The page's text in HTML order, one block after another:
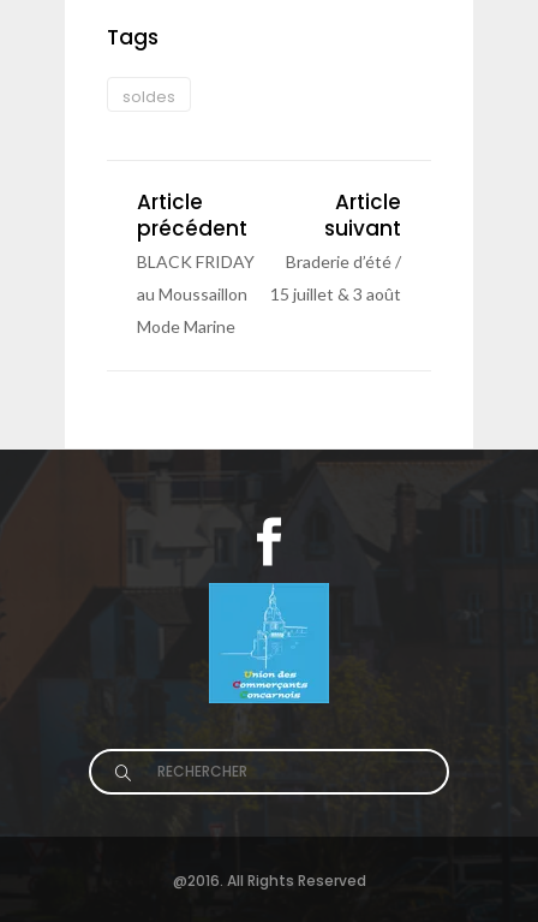
Tags
soldes
Article
précédent
BLACK FRIDAY
au Moussaillon
Mode Marine
Article
suivant
Braderie d’été /
15 juillet & 3 août
Search
for:
@2016. All Rights Reserved